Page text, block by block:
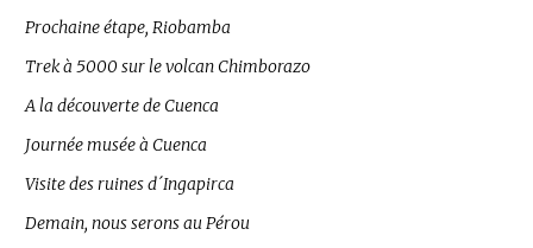
Prochaine étape, Riobamba
Trek à 5000 sur le volcan Chimborazo
A la découverte de Cuenca
Journée musée à Cuenca
Visite des ruines d´Ingapirca
Demain, nous serons au Pérou